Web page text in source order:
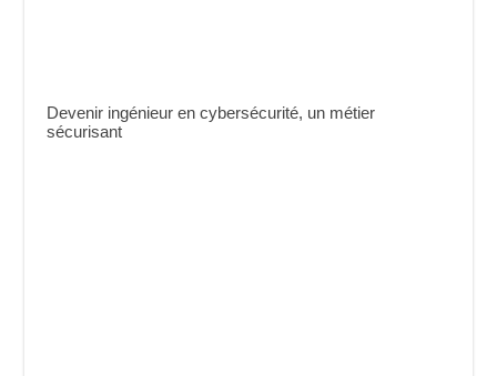
Devenir ingénieur en cybersécurité, un métier
sécurisant